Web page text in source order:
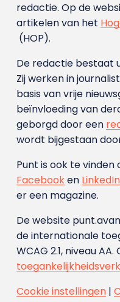
redactie. Op de
artikelen van het
(HOP).
De redactie bestaat
Zij werken in
basis van vrije
beïnvloeding van
geborgd door een
wordt bijgestaan
Punt is ook te vinden
Facebooken LinkedIn
er een magazine.
De website
de internationale
WCAG 2.1, niveau
Cookie instellingen|